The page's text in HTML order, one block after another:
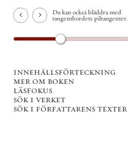
Du kan också bläddra med
tangentbordets piltangenter.
innehållsförteckning
mer om boken
läsfokus
sök i verket
sök i författarens texter